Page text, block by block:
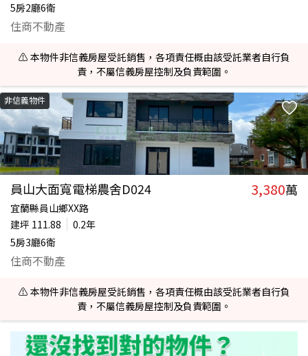
5房2廳6衛
住商不動產
⚠️ 本物件非信義房屋受託銷售，各項責任概由該受託業者自行負
責，不屬信義房屋控制及負責範圍。
非信義物件
員山大面寬電梯農舍D024 3,380萬
宜蘭縣員山鄉XX路
建坪 111.88
0.2年
5房3廳6衛
住商不動產
⚠️ 本物件非信義房屋受託銷售，各項責任概由該受託業者自行負
責，不屬信義房屋控制及負責範圍。